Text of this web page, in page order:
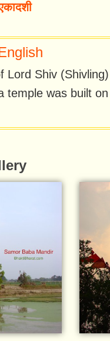
Lord Shiv
temple was built